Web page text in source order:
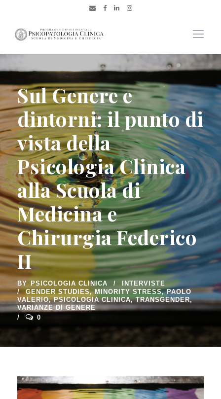
Sul Genere e
dintorni: il punto di
vista della
Psicologia Clinica
alla Scuola di
Medicina e
Chirurgia Federico
II
BY PSICOLOGIA CLINICA
INTERVISTE
GENDER STUDIES, MINORITY STRESS, PAOLO
VALERIO, PSICOLOGIA CLINICA, TRANSGENDER,
VARIANZE DI GENERE
0